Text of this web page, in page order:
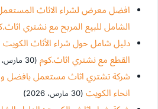
افضل معرض لشراء الاثاث
الشامل للبيع المربح مع نشتري
دليل شامل حول شراء الأثاث
القطع مع نشتري اثاث.كوم (30 مارس، 2026)
شركة تشتري اثاث مستعمل بافضل
انحاء الكويت (30 مارس، 2026)